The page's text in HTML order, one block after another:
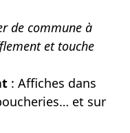
de commune à
et touche
: Affiches dans
et sur